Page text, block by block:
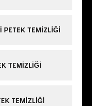
PETEK TEMIZLIĞI
TEMIZLIĞI
TEMIZLIĞI